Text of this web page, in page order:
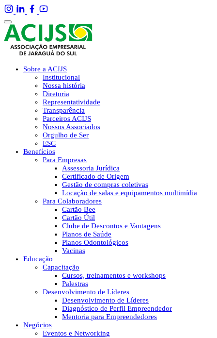
Sobre a ACIJS
Institucional
Nossa história
Diretoria
Representatividade
Transparência
Parceiros ACIJS
Nossos Associados
Orgulho de Ser
ESG
Benefícios
Para Empresas
Assessoria Jurídica
Certificado de Origem
Gestão de compras coletivas
Locação de salas e equipamentos multimídia
Para Colaboradores
Cartão Bee
Cartão Útil
Clube de Descontos e Vantagens
Planos de Saúde
Planos Odontológicos
Vacinas
Educação
Capacitação
Cursos, treinamentos e workshops
Palestras
Desenvolvimento de Líderes
Desenvolvimento de Líderes
Diagnóstico de Perfil Empreendedor
Mentoria para Empreendedores
Negócios
Eventos e Networking